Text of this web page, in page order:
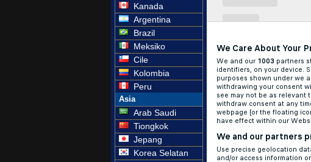
Kanada
Argentina
Brazil
Meksiko
Cile
Kolombia
Peru
Asia
Arab Saudi
Tiongkok
Jepang
Korea Selatan